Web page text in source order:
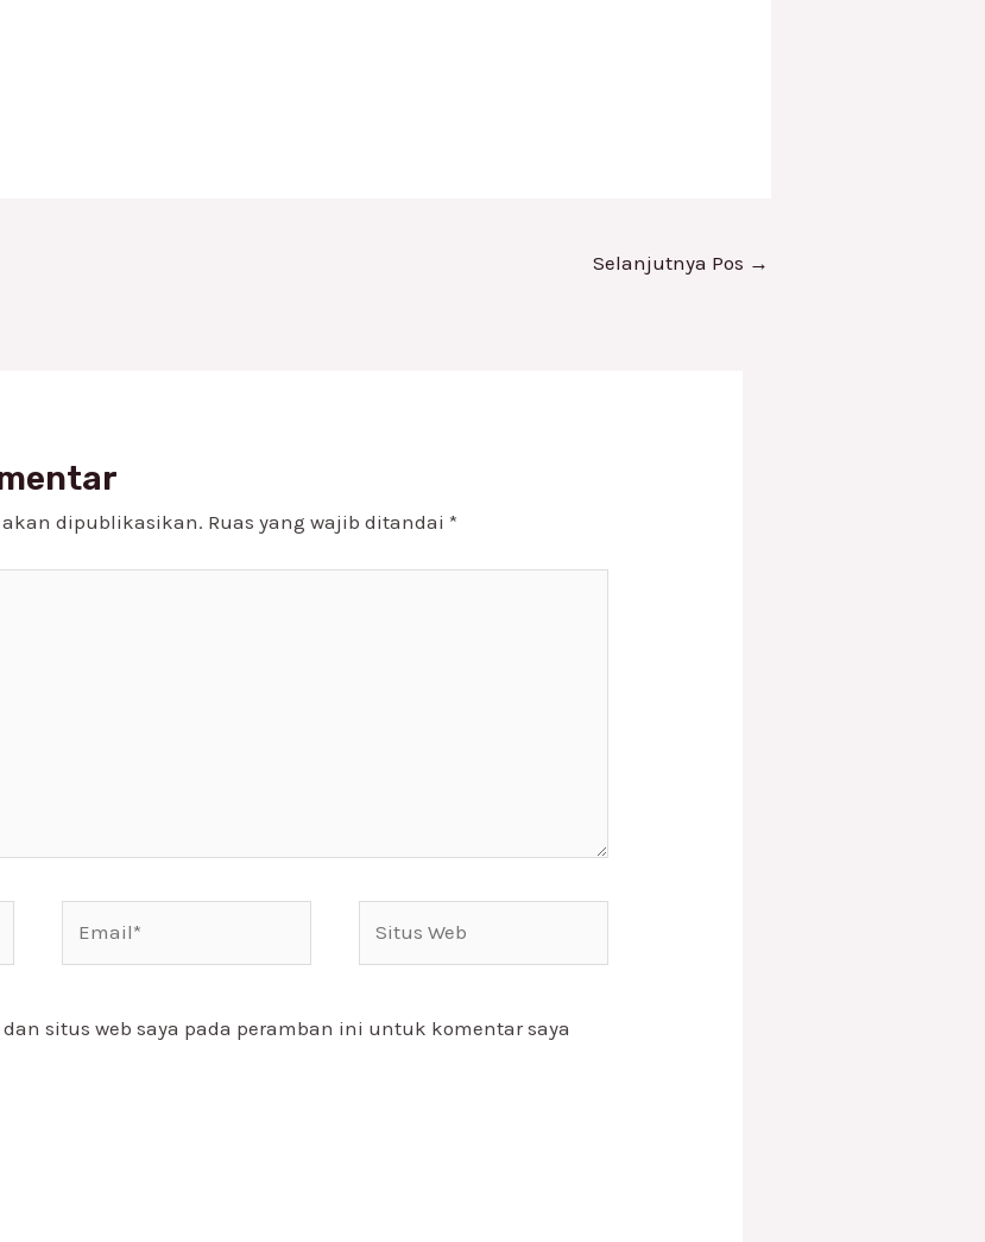
Selanjutnya Pos →
dipublikasikan. Ruas yang wajib ditandai*
Web
situs web saya pada peramban ini untuk komentar saya